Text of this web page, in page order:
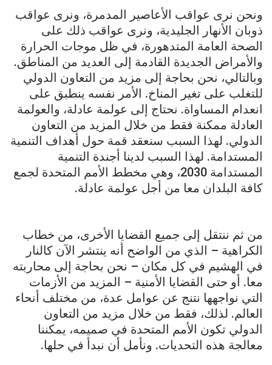
ونحن نرى عواقب الأعاصير المدمرة، ونرى عواقب
ذوبان الأنهار الجليدية، ونرى عواقب ذلك على
الصحة العامة المتدهورة، في ظل موجات الحرارة
والأمراض الجديدة القادمة إلى العديد من المناطق.
وبالتالي، نحن بحاجة إلى مزيد من التعاون الدولي
للتغلب على تغير المناخ. الأمر نفسه ينطبق على
انعدام المساواة. نحتاج إلى عولمة عادلة، والعولمة
العادلة ممكنة فقط من خلال المزيد من التعاون
الدولي. لهذا السبب سنعقد قمة حول أهداف التنمية
المستدامة. لهذا السبب لدينا أجندة التنمية
المستدامة 2030، وهي مخطط الأمم المتحدة لجمع
كافة البلدان معا من أجل عولمة عادلة.
من ثم ننتقل إلى جميع القضايا الأخرى، من خطاب
الكراهية – الذي من الواضح أنه ينتشر الآن كالنار
في الهشيم في كل مكان – نحن بحاجة إلى محاربته
معا. أو حتى القضايا الأمنية – المزيد من الأزمات
التي نواجهها نتنج عن عوامل عدة، من مختلف أنحاء
العالم. لذلك، فقط من خلال مزيد من التعاون
الدولي تكون الأمم المتحدة في صميمه، يمكننا
معالجة هذه التحديات. ونأمل أن نبدأ في حلها.